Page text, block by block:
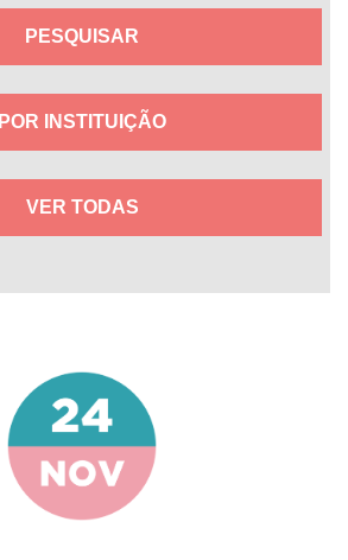
POR INSTITUIÇÃO
VER TODAS